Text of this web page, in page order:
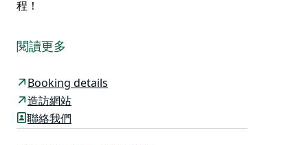
程！
海灘提供終極學習體驗。透過客製化設計的軟板和全長
Rip Curl 潛水衣，初學者可以自信地捕捉最好的學習波
在 Gerroa Surf School 嘗試一堂難忘的衝浪冒險課程！
閱讀更多
Booking details
造訪網站
聯絡我們